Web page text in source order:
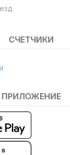
СЧЕТЧИКИ
ПРИЛОЖЕНИЕ